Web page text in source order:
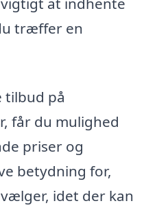
træffer en
tilbud på
får du mulighed
priser og
betydning for,
idet der kan